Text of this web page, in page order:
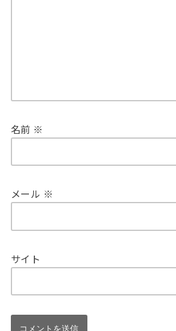
名前 ※
メール ※
サイト